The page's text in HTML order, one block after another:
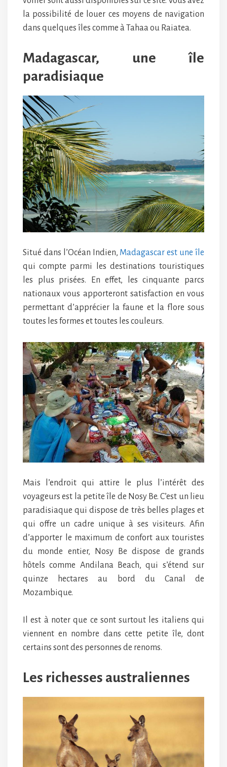
la possibilité de louer ces moyens de navigation
dans quelques îles comme à Tahaa ou Raiatea.
Madagascar, une île
paradisiaque
Situé dans l’Océan Indien, Madagascar est une île
qui compte parmi les destinations touristiques
les plus prisées. En effet, les cinquante parcs
nationaux vous apporteront satisfaction en vous
permettant d’apprécier la faune et la flore sous
toutes les formes et toutes les couleurs.
Mais l’endroit qui attire le plus l’intérêt des
voyageurs est la petite île de Nosy Be. C’est un lieu
paradisiaque qui dispose de très belles plages et
qui offre un cadre unique à ses visiteurs. Afin
d’apporter le maximum de confort aux touristes
du monde entier, Nosy Be dispose de grands
hôtels comme Andilana Beach, qui s’étend sur
quinze hectares au bord du Canal de
Mozambique.
Il est à noter que ce sont surtout les italiens qui
viennent en nombre dans cette petite île, dont
certains sont des personnes de renoms.
Les richesses australiennes